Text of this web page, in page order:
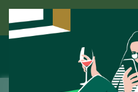
Descubre el vino de